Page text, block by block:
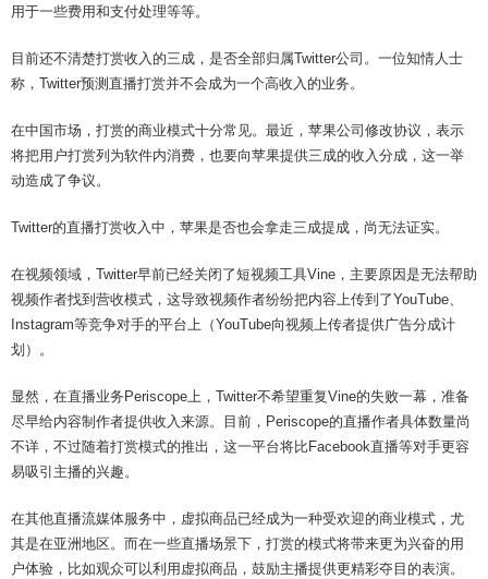
用于一些费用和支付处理等等。
目前还不清楚打赏收入的三成，是否全部归属Twitter公司。一位知情人士
称，Twitter预测直播打赏并不会成为一个高收入的业务。
在中国市场，打赏的商业模式十分常见。最近，苹果公司修改协议，表示
将把用户打赏列为软件内消费，也要向苹果提供三成的收入分成，这一举
动造成了争议。
Twitter的直播打赏收入中，苹果是否也会拿走三成提成，尚无法证实。
在视频领域，Twitter早前已经关闭了短视频工具Vine，主要原因是无法帮助
视频作者找到营收模式，这导致视频作者纷纷把内容上传到了YouTube、
Instagram等竞争对手的平台上（YouTube向视频上传者提供广告分成计
划）。
显然，在直播业务Periscope上，Twitter不希望重复Vine的失败一幕，准备
尽早给内容制作者提供收入来源。目前，Periscope的直播作者具体数量尚
不详，不过随着打赏模式的推出，这一平台将比Facebook直播等对手更容
易吸引主播的兴趣。
在其他直播流媒体服务中，虚拟商品已经成为一种受欢迎的商业模式，尤
其是在亚洲地区。而在一些直播场景下，打赏的模式将带来更为兴奋的用
户体验，比如观众可以利用虚拟商品，鼓励主播提供更精彩夺目的表演。